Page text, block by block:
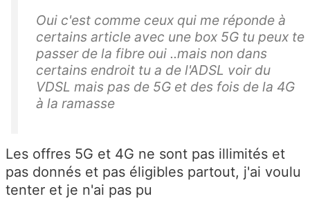
Oui c'est comme ceux qui me réponde à
certains article avec une box 5G tu peux te
passer de la fibre oui ..mais non dans
certains endroit tu a de l'ADSL voir du
VDSL mais pas de 5G et des fois de la 4G
à la ramasse
Les offres 5G et 4G ne sont pas illimités et
pas donnés et pas éligibles partout, j'ai voulu
tenter et je n'ai pas pu